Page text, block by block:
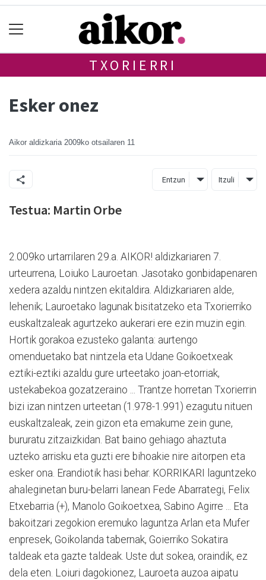
TXORIERRI
Esker onez
Aikor aldizkaria 2009ko otsailaren 11
Entzun Itzuli
Testua: Martin Orbe
2.009ko urtarrilaren 29.a. AIKOR! aldizkariaren 7.
urteurrena, Loiuko Lauroetan. Jasotako gonbidapenaren
xedera azaldu nintzen ekitaldira. Aldizkariaren alde,
lehenik; Lauroetako lagunak bisitatzeko eta Txorierriko
euskaltzaleak agurtzeko aukerari ere ezin muzin egin.
Hortik gorakoa ezusteko galanta: aurtengo
omenduetako bat nintzela eta Udane Goikoetxeak
eztiki-eztiki azaldu gure urteetako joan-etorriak,
ustekabekoa gozatzeraino ... Trantze horretan Txorierrin
bizi izan nintzen urteetan (1.978-1.991) ezagutu nituen
euskaltzaleak, zein gizon eta emakume zein gune,
bururatu zitzaizkidan. Bat baino gehiago ahaztuta
uzteko arrisku eta guzti ere bihoakie nire aitorpen eta
esker ona. Erandiotik hasi behar. KORRIKARI laguntzeko
ahaleginetan buru-belarri lanean Fede Abarrategi, Felix
Etxebarria (+), Manolo Goikoetxea, Sabino Agirre ... Eta
bakoitzari zegokion eremuko laguntza Arlan eta Mufer
enpresek, Goikolanda tabernak, Goierriko Sokatira
taldeak eta gazte taldeak. Uste dut sokea, oraindik, ez
dela eten. Loiuri dagokionez, Lauroeta auzoa aipatu